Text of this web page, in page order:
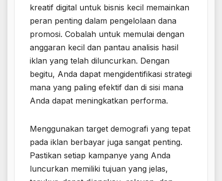
kreatif digital untuk bisnis kecil memainkan
peran penting dalam pengelolaan dana
promosi. Cobalah untuk memulai dengan
anggaran kecil dan pantau analisis hasil
iklan yang telah diluncurkan. Dengan
begitu, Anda dapat mengidentifikasi strategi
mana yang paling efektif dan di sisi mana
Anda dapat meningkatkan performa.
Menggunakan target demografi yang tepat
pada iklan berbayar juga sangat penting.
Pastikan setiap kampanye yang Anda
luncurkan memiliki tujuan yang jelas,